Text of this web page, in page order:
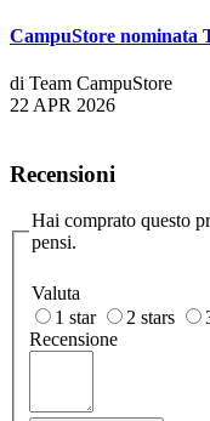
CampuStore nominata
di Team CampuStore
22 APR 2026
Recensioni
Hai comprato questo
pensi.
Valuta
1 star
2 stars
Recensione